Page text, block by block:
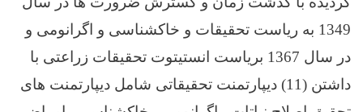
1349 به ریاست تحقیقات و خاکشناسی و اگرانومی و
در سال 1367 بریاست انستیتوت تحقیقات زراعتی با
داشتن (11) دیپارتمنت تحقیقاتی شامل دیپارتمنت های